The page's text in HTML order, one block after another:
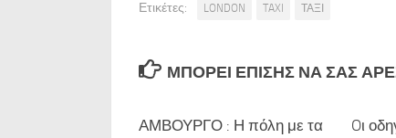
Ετικέτες: LONDON TAXI ΤΑΞΙ
ΜΠΟΡΕΊ ΕΠΊΣΗΣ ΝΑ ΣΑΣ
ΑΜΒΟΥΡΓΟ : Η πόλη με τα
Oι